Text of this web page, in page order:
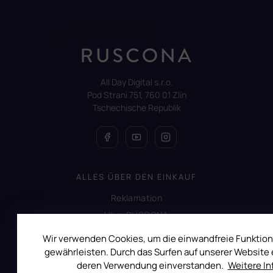
Wir verwenden Cookies, um die einwandfreie
gewährleisten. Durch das Surfen auf unserer Website
deren Verwendung einverstanden. Weitere
All Day Digital s.r.o.
Pod Strani 751, 760 01 Zlín
Tschechische Republik
ALLES ÜBER DEN EINKAUF
Reklamation
Uber RUSCONA
Allgemeine Geschäftsbedingungen
Datenschutzerklärung